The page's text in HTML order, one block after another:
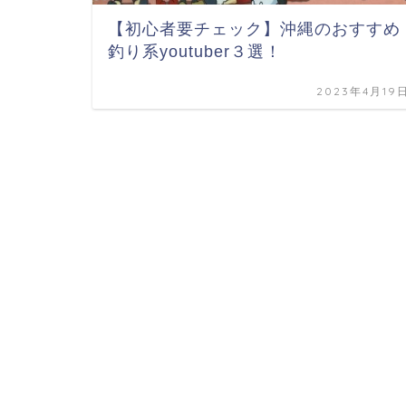
【初心者要チェック】沖縄のおすすめ
釣り系youtuber３選！
2023年4月19